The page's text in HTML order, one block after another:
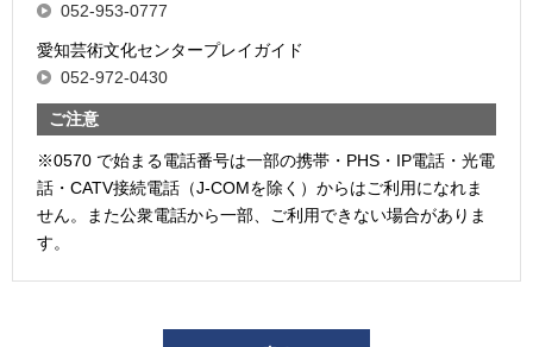
052-953-0777
愛知芸術文化センタープレイガイド
052-972-0430
ご注意
※0570 で始まる電話番号は一部の携帯・PHS・IP電話・光電
話・CATV接続電話（J-COMを除く）からはご利用になれま
せん。また公衆電話から一部、ご利用できない場合がありま
す。